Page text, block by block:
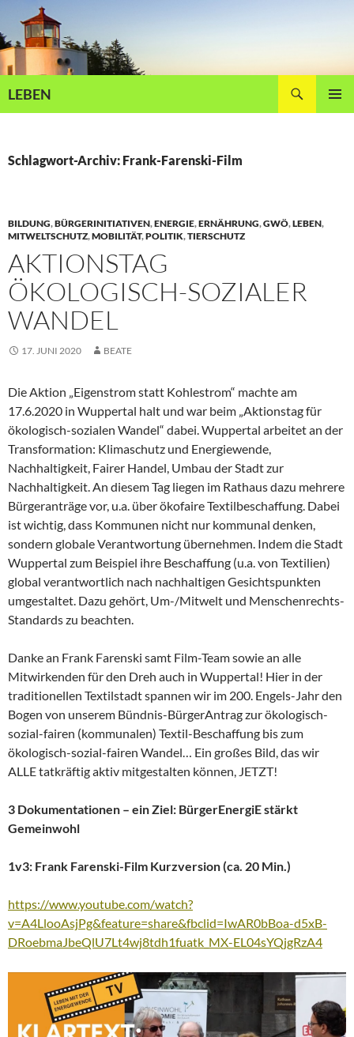
Inhalt
springen
LEBEN
Schlagwort-Archiv: Frank-Farenski-Film
BILDUNG,BÜRGERINITIATIVEN,ENERGIE,ERNÄHRUNG,GWÖ,LEBEN,
MITWELTSCHUTZ,MOBILITÄT,POLITIK,TIERSCHUTZ
AKTIONSTAG
ÖKOLOGISCH-SOZIALER
WANDEL
17. JUNI 2020 BEATE
Die Aktion „Eigenstrom statt Kohlestrom“ machte am
17.6.2020 in Wuppertal halt und war beim „Aktionstag für
ökologisch-sozialen Wandel“ dabei. Wuppertal arbeitet an der
Transformation: Klimaschutz und Energiewende,
Nachhaltigkeit, Fairer Handel, Umbau der Stadt zur
Nachhaltigkeit. An diesem Tag liegen im Rathaus dazu mehrere
Bürgeranträge vor, u.a. über ökofaire Textilbeschaffung. Dabei
ist wichtig, dass Kommunen nicht nur kommunal denken,
sondern globale Verantwortung übernehmen. Indem die Stadt
Wuppertal zum Beispiel ihre Beschaffung (u.a. von Textilien)
global verantwortlich nach nachhaltigen Gesichtspunkten
umgestaltet. Dazu gehört, Um-/Mitwelt und Menschenrechts-
Standards zu beachten.
Danke an Frank Farenski samt Film-Team sowie an alle
Mitwirkenden für den Dreh auch in Wuppertal! Hier in der
traditionellen Textilstadt spannen wir im 200. Engels-Jahr den
Bogen von unserem Bündnis-BürgerAntrag zur ökologisch-
sozial-fairen (kommunalen) Textil-Beschaffung bis zum
ökologisch-sozial-fairen Wandel… Ein großes Bild, das wir
ALLE tatkräftig aktiv mitgestalten können, JETZT!
3 Dokumentationen – ein Ziel: BürgerEnergiEstärkt
Gemeinwohl
1v3: Frank Farenski-Film Kurzversion (ca. 20 Min.)
https://www.youtube.com/watch?
v=A4LlooAsjPg&feature=share&fbclid=IwAR0bBoa-d5xB-
DRoebmaJbeQlU7Lt4wj8tdh1fuatk_MX-EL04sYQjgRzA4